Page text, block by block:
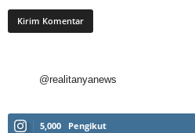
@realitanyanews
5,000 Pengikut